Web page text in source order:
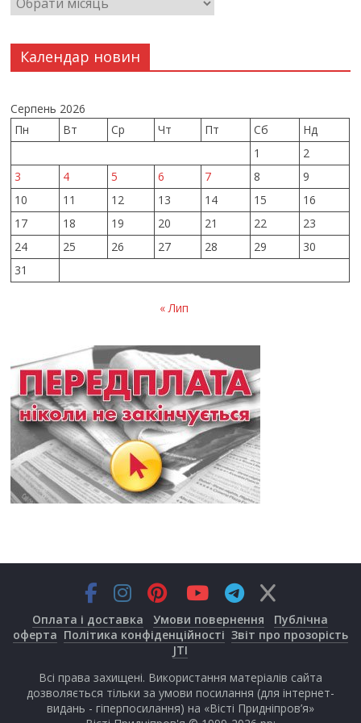
Календар новин
Серпень 2026
Пн
Вт Ср Чт Пт Сб
Нд
1
2
3
4 5 6 7 8
9
10
11 12 13 14 15
16
17
18 19 20 21 22
23
24
25 26 27 28 29
30
31
« Лип
Оплата і доставка Умови повернення
Публічна
оферта Політика конфіденційності Звіт про прозорість
JTI
Всі права захищені. Використання матеріалів сайта
дозволяється тільки за умови посилання (для інтернет-
видань - гіперпосилання) на «Вісті Придніпров’я»